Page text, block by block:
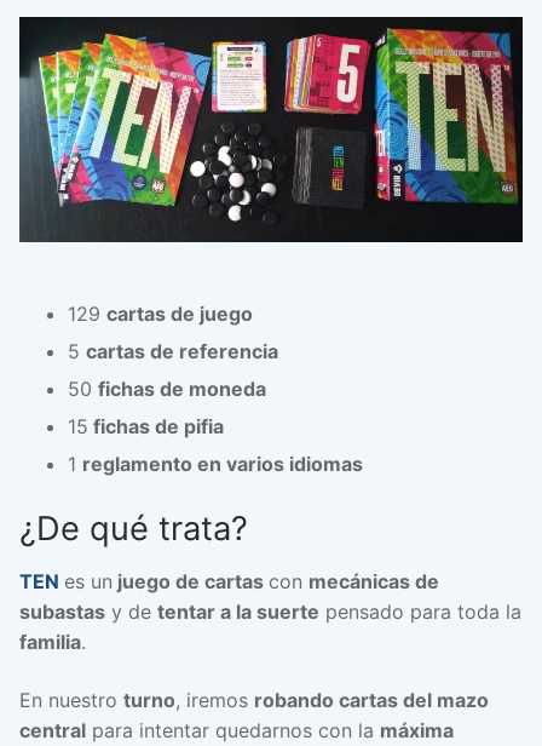
129 cartas de juego
5 cartas de referencia
50 fichas de moneda
15 fichas de pifia
1 reglamento en varios idiomas
¿De qué trata?
TEN es un juego de cartas con mecánicas de
subastas y de tentar a la suerte pensado para toda la
familia.
En nuestro turno, iremos robando cartas del mazo
central para intentar quedarnos con la máxima